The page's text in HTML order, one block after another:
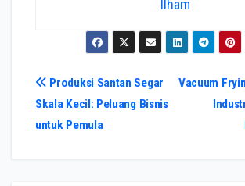
Ilham
Navigasi
pos
Vacuum
Produksi Santan Segar
Skala Kecil: Peluang Bisnis
untuk Pemula